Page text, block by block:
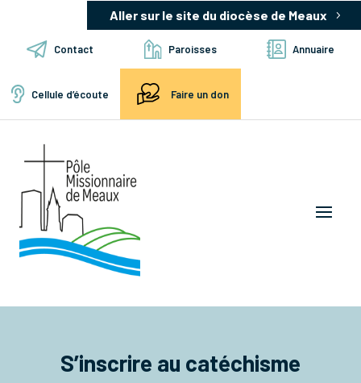
Aller sur le site du diocèse de Meaux
Contact Paroisses Annuaire
Cellule d’écoute Faire un don
S’inscrire au catéchisme